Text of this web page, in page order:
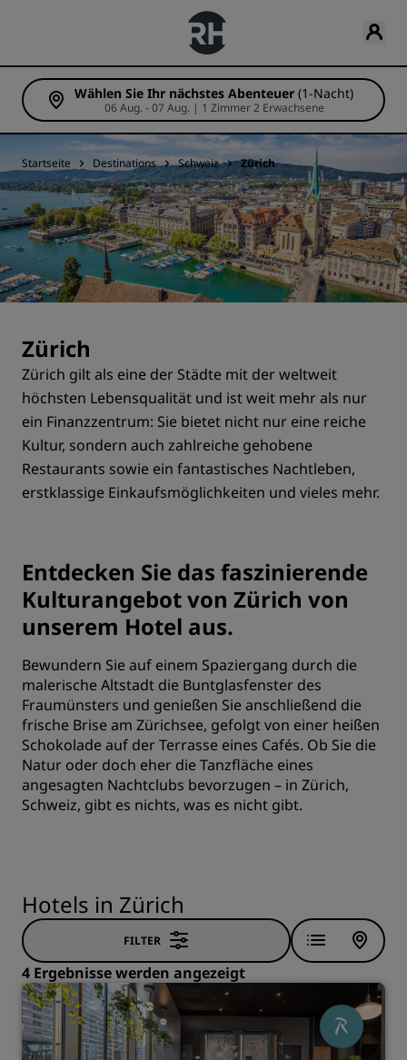
Wählen Sie Ihr nächstes Abenteuer (1-Nacht)
06 Aug. - 07 Aug. | 1 Zimmer 2 Erwachsene
Startseite Destinations Schweiz Zürich
Zürich
Zürich gilt als eine der Städte mit der weltweit
höchsten Lebensqualität und ist weit mehr als nur
ein Finanzzentrum: Sie bietet nicht nur eine reiche
Kultur, sondern auch zahlreiche gehobene
Restaurants sowie ein fantastisches Nachtleben,
erstklassige Einkaufsmöglichkeiten und vieles mehr.
Entdecken Sie das faszinierende
Kulturangebot von Zürich von
unserem Hotel aus.
Bewundern Sie auf einem Spaziergang durch die
malerische Altstadt die Buntglasfenster des
Fraumünsters und genießen Sie anschließend die
frische Brise am Zürichsee, gefolgt von einer heißen
Schokolade auf der Terrasse eines Cafés. Ob Sie die
Natur oder doch eher die Tanzfläche eines
angesagten Nachtclubs bevorzugen – in Zürich,
Schweiz, gibt es nichts, was es nicht gibt.
Hotels in Zürich
FILTER
4 Ergebnisse werden angezeigt